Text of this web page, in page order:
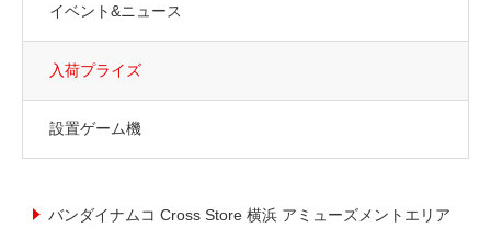
イベント&ニュース
入荷プライズ
設置ゲーム機
バンダイナムコ Cross Store 横浜 アミューズメントエリア